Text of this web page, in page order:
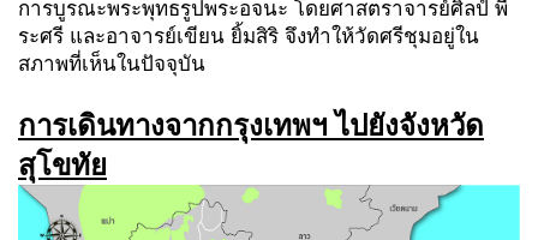
การบูรณะพระพุทธรูปพระอจนะ โดยศาสตราจารย์ศิลป์ พี
ระศรี และอาจารย์เขียน ยิ้มสิริ จึงทำให้วัดศรีชุมอยู่ใน
สภาพที่เห็นในปัจจุบัน
การเดินทางจากกรุงเทพฯ ไปยังจังหวัด
สุโขทัย